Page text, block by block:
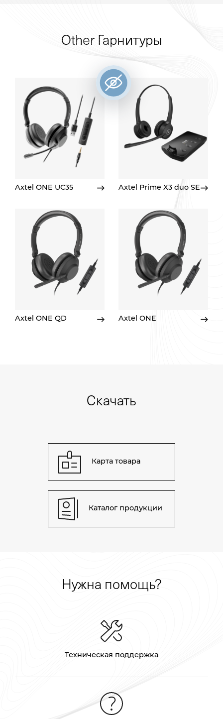
Other Гарнитуры
Axtel ONE UC35 Axtel Prime X3 duo SE
Axtel ONE QD Axtel ONE
Скачать
Карта товара
Каталог продукции
Нужна помощь?
Техническая поддержка